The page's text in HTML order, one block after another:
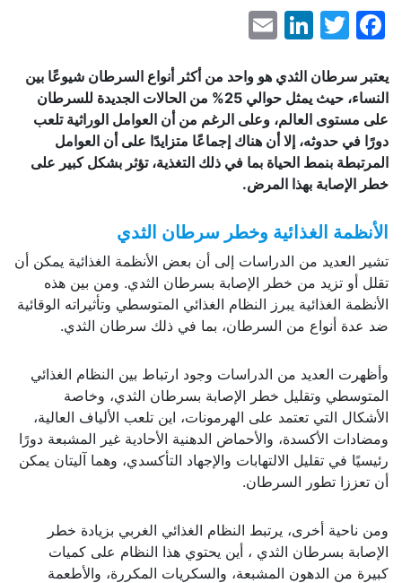
Facebook
Twitter
LinkedIn
يعتبر سرطان الثدي هو واحد من أكثر أنواع السرطان شيوعًا بين
النساء، حيث يمثل حوالي 25% من الحالات الجديدة للسرطان
على مستوى العالم، وعلى الرغم من أن العوامل الوراثية تلعب
دورًا في حدوثه، إلا أن هناك إجماعًا متزايدًا على أن العوامل
المرتبطة بنمط الحياة بما في ذلك التغذية، تؤثر بشكل كبير على
خطر الإصابة بهذا المرض.
الأنظمة الغذائية وخطر سرطان الثدي
تشير العديد من الدراسات إلى أن بعض الأنظمة الغذائية يمكن أن
تقلل أو تزيد من خطر الإصابة بسرطان الثدي. ومن بين هذه
الأنظمة الغذائية يبرز النظام الغذائي المتوسطي وتأثيراته الوقائية
ضد عدة أنواع من السرطان، بما في ذلك سرطان الثدي.
وأظهرت العديد من الدراسات وجود ارتباط بين النظام الغذائي
المتوسطي وتقليل خطر الإصابة بسرطان الثدي، وخاصة
الأشكال التي تعتمد على الهرمونات، اين تلعب الألياف العالية،
ومضادات الأكسدة، والأحماض الدهنية الأحادية غير المشبعة دورًا
رئيسيًا في تقليل الالتهابات والإجهاد التأكسدي، وهما آليتان يمكن
أن تعززا تطور السرطان.
ومن ناحية أخرى، يرتبط النظام الغذائي الغربي بزيادة خطر
الإصابة بسرطان الثدي ، أين يحتوي هذا النظام على كميات
كبيرة من الدهون المشبعة، والسكريات المكررة، والأطعمة